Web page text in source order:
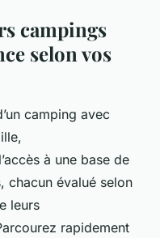
campings
selon vos
camping avec
à une base de
chacun évalué selon
leurs
rapidement